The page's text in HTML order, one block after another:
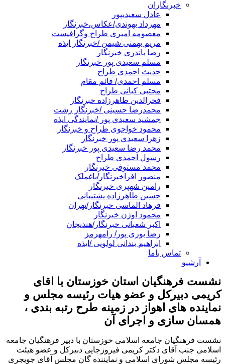
خبرنگاران
عادل سعیدیپور
مهرداد بهوندی/عکاس،خبرنگار
معصومه امیری طراح وگرافیست
مریم بهمنی شیمن /خبرنگار ایذه
رضا باندری خبرنگار
مسلم سعیدی پور خبرنگار
حدیث احمدی طراح
مسلم احمدی/ قائم مقام
مجتبی کیانی طراح
فخرالدین طاهرزاده خبرنگار
محمدرضا حسینی /خبرنگار رشت
جمشید سعیدی پور /نمایندگی ایذه
محمود خواجوی طراح و خبرنگار
زهرا سعیدی پور خبرنگار
محمد رضا سعیدی پور خبرنگار
رسول احمدی طراح
محمد مستوفی خبرنگار
منصور افراخبرنگار/باغملک
رامین شهپری خبرنگار
حسین طاهرزاده پشتیبانی
فرهاد الماسی خبرنگار/تهران
محمود اوژن خبرنگار
اکبر شعبانی خبرنگار/هندیجان
رضا بوری پور/ رامهرمز
ابراهیم بندانی لولویی /ایذه
تماس باما
آرشیو
نشست فرهنگیان استان خوزستان با اقای
کریمی دبیرکل و عضو هیات رئیسه مجلس و
نماینده های اهواز در زمینه طرح رتبه بندی ،
همسان سازی و اجرای آن
نشست فرهنگیان جامعه اسلامی خوزستان با دبیر فرهنگیان جامعه
اسلامی جنب آقای دکتر کریمی فیروزجایی دبیرکل و عضو هیئت
رئیسه مجلس شورای اسلامی و نمایننده گان مجلس آقای جویجری